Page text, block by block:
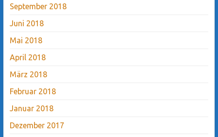
September 2018
Juni 2018
Mai 2018
April 2018
März 2018
Februar 2018
Januar 2018
Dezember 2017